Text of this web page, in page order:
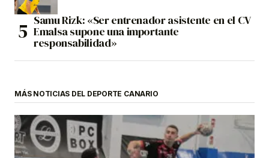
Samu Rizk: «Ser entrenador asistente en el CV
Emalsa supone una importante
responsabilidad»
MÁS NOTICIAS DEL DEPORTE CANARIO